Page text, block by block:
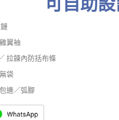
翼袖
拉鍊內防括布條
袋
邊／弧腳